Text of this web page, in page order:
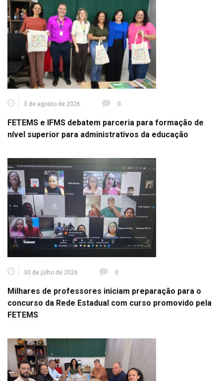
3 de agosto de 2026 0
FETEMS e IFMS debatem parceria para formação de
nível superior para administrativos da educação
30 de julho de 2026 0
Milhares de professores iniciam preparação para o
concurso da Rede Estadual com curso promovido pela
FETEMS